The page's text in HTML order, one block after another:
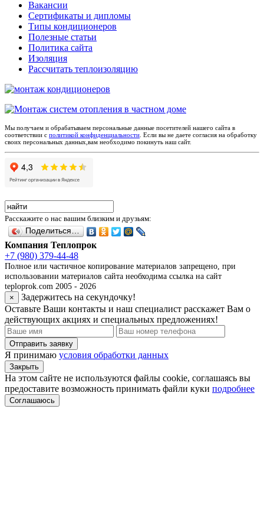
Вакансии
Сертификаты и дипломы
Типы кондиционеров
Полезные статьи
Политика сайта
Изоляция
Рассчитать теплоизоляцию
Мы получаем и обрабатываем персональные данные посетителей нашего сайта в
соответствии с политикой конфиденциальности . Если вы не даете согласия на обработку
своих персональных данных,вам необходимо покинуть наш сайт.
Расскажите о нас вашим близким и друзьям:
Поделиться…
Компания Теплопрок
+7 (980) 379-44-48
Полное или частичное копирование материалов запрещено, при
использовании материалов сайта необходима ссылка на сайт
teploprok.com 2005 - 2026
×
Задержитесь на секундочку!
Оставьте Ваши контакты и наш специалист расскажет Вам о
действующих акциях и специальных предложениях!
Отправить заявку
Я принимаю условия обработки данных
Закрыть
На этом сайте не используются файлы cookie, соглашаясь вы
предоставите возможность принимать файли куки подробнее
Соглашаюсь